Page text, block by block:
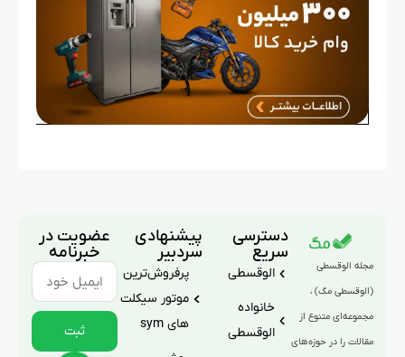
مجله الوقسطی
(الوقسطی مگ) ،
مجموعه‌ای متنوع از
مقالات را در حوزه‌های
دسترسی
سریع
الوقسطی
خانواده
الوقسطی
پیشنهادی
سردبیر
پرفروش‌ترین
موتور سیکلت
های sym
عضویت در
خبرنامه
ثبت